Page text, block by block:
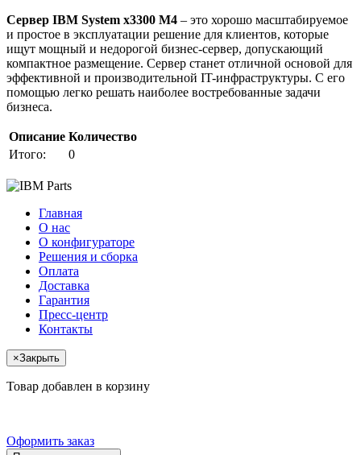
Сервер IBM System x3300 M4 – это хорошо масштабируемое
и простое в эксплуатации решение для клиентов, которые
ищут мощный и недорогой бизнес-сервер, допускающий
компактное размещение. Сервер станет отличной основой для
эффективной и производительной IT-инфраструктуры. С его
помощью легко решать наиболее востребованные задачи
бизнеса.
Описание Количество
Итого:
0
Главная
О нас
О конфигураторе
Решения и сборка
Оплата
Доставка
Гарантия
Пресс-центр
Контакты
×Закрыть
Товар добавлен в корзину
Оформить заказ